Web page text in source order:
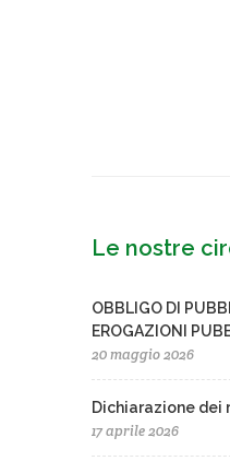
Le nostre
OBBLIGO DI
EROGAZIONI
20 maggio 2026
Dichiarazione dei
17 aprile 2026